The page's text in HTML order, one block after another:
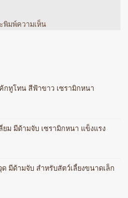
พิมพ์ความเห็น
กทูโทน สีฟ้าขาว เซรามิกหนา
ยม มีด้ามจับ เซรามิกหนา แข็งแรง
ด มีด้ามจับ สำหรับสัตว์เลี้ยงขนาดเล็ก